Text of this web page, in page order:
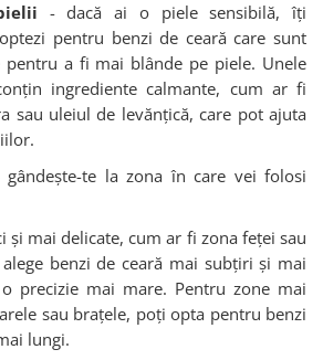
- dacă ai o piele sensibilă, îți
pentru benzi de ceară care sunt
pentru a fi mai blânde pe piele. Unele
ingrediente calmante, cum ar fi
sau uleiul de levănțică, care pot ajuta
gândește-te la zona în care vei folosi
și mai delicate, cum ar fi zona feței sau
benzi de ceară mai subțiri și mai
precizie mai mare. Pentru zone mai
sau brațele, poți opta pentru benzi
lungi.